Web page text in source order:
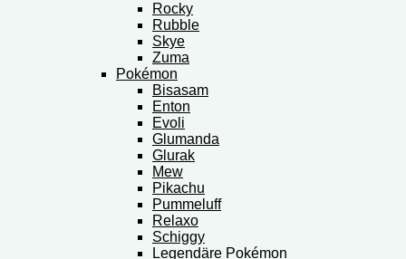
Rocky
Rubble
Skye
Zuma
Pokémon
Bisasam
Enton
Evoli
Glumanda
Glurak
Mew
Pikachu
Pummeluff
Relaxo
Schiggy
Legendäre Pokémon